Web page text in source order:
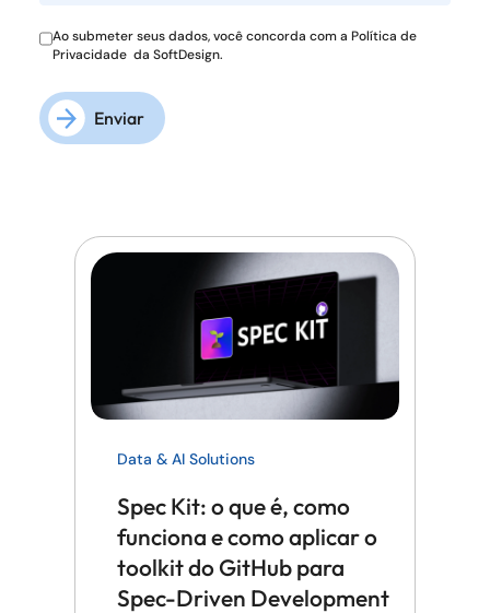
Ao submeter seus dados, você concorda com a Política de
Privacidade da SoftDesign.
Enviar
Data & AI Solutions
Spec Kit: o que é, como
funciona e como aplicar o
toolkit do GitHub para
Spec-Driven Development